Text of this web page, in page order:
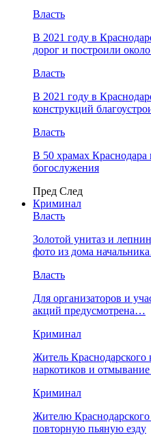
Власть
В 2021 году в
дорог и построили
Власть
В 2021 году в
конструкций
Власть
В 50 храмах Краснодара
богослужения
Пред След
Криминал
Власть
​Золотой унитаз и
фото из дома
Власть
Для организаторов и
акций предусмотрена…
Криминал
Житель Краснодарского
наркотиков и отмывание
Криминал
Жителю
повторную пьяную езду